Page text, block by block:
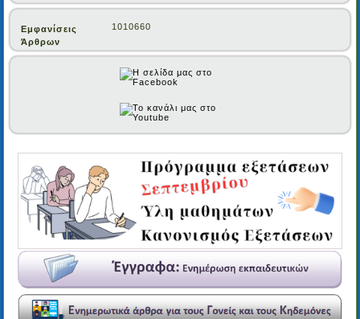
Εμφανίσεις
Άρθρων
1010660